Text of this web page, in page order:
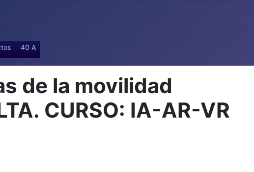
40 A
de la movilidad
CURSO: IA-AR-VR